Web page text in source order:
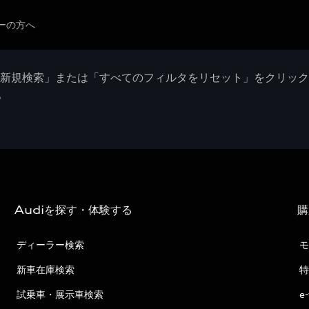
の方へ
規検索」または「すべてのフィルタをリセット」をクリッ
Audiを探す・体験する
ディーラー検索
新車在庫検索
試乗車・展示車検索